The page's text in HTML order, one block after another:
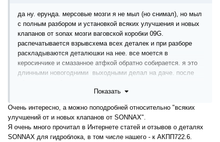
да ну. ерунда. мерсовые мозги я не мыл (но снимал), но мыл
с полным разбором и установкой всяких улучшения и новых
клапанов от sonax мозги ваговской коробки 09G.
распечатывается взрывсхема всех деталек и при разборе
раскладываются деталюшки на нее. все моется в
керосинчике и смазанное атфкой обратно собирается. я это
длинными новогодними выходными делал на даче. после
Показать
Очень интересно, а можно поподробней относительно "всяких
улучшений от и новых клапанов от SONNAX".
Я очень много прочитал в Интернете статей и отзывов о деталях
SONNAX для гидроблока, в том числе нашего - к АКПП722.6.